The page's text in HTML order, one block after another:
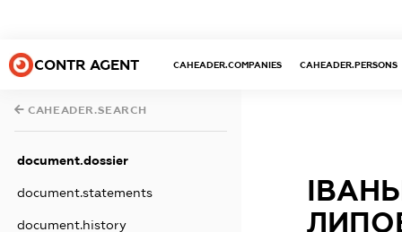
CONTR AGENT CAHEADER.COMPANIES CAHEADER.PERSONS
CAHEADER.SEARCH
document.dossier
document.statements
document.history